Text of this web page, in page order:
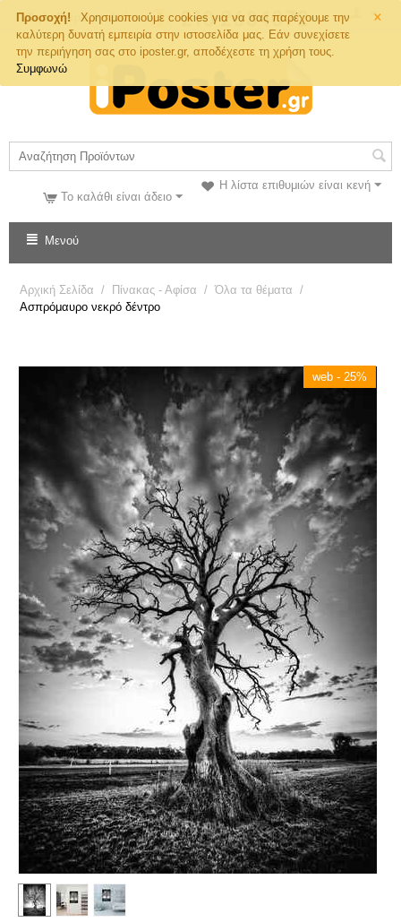
×
Προσοχή!
Χρησιμοποιούμε cookies για να σας παρέχουμε την
καλύτερη δυνατή εμπειρία στην ιστοσελίδα μας. Εάν συνεχίσετε
την περιήγηση σας στο iposter.gr, αποδέχεστε τη χρήση τους.
Συμφωνώ
Τηλ. Παραγγελιών
Η λίστα επιθυμιών είναι κενή
Το καλάθι είναι άδειο
Μενού
Αρχική Σελίδα / Πίνακας - Αφίσα / Όλα τα θέματα /
Ασπρόμαυρο νεκρό δέντρο
web - 25%